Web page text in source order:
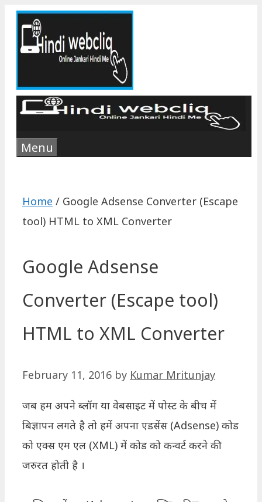
Skip
content
Menu
Home / Google Adsense Converter (Escape
tool) HTML to XML Converter
Google Adsense
Converter (Escape tool)
HTML to XML Converter
February 11, 2016 by Kumar Mritunjay
जब हम अपने ब्लॉग या वेबसाइट में पोस्ट के बीच में
बिज्ञापन लगते है तो हमें अपना एडसेंस (Adsense) कोड
को एक्स एम एल (XML) में कोड को कन्वर्ट करने की
जरुरत होती है ।